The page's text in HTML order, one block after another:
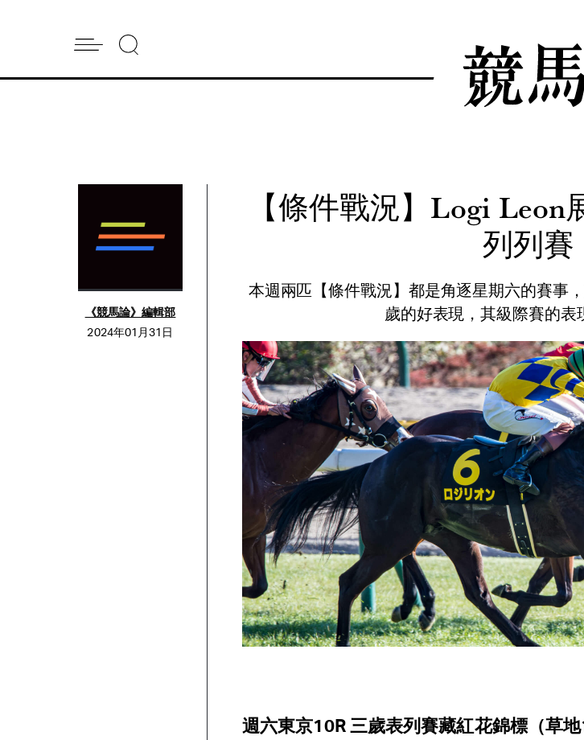
《競馬論》編輯部
2024年01月31日
【條件戰況】Logi
列列賽
本週兩匹【條件戰況】都是角逐星期六的賽事
歲的好表現，其級際賽的表
週六東京10R 三歲表列賽藏紅花錦標（草